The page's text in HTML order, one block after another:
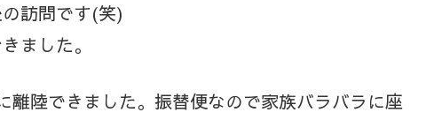
訪問です(笑)
ました。
離陸できました。振替便なので家族バラバラに座